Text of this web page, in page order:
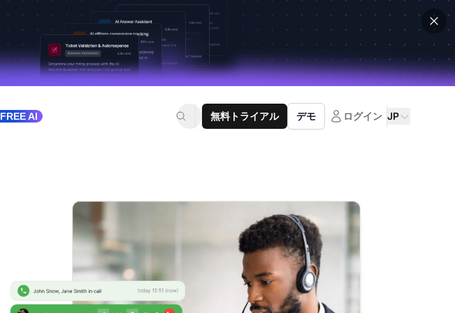
FREE AI 無料トライアル デモ ログイン JP